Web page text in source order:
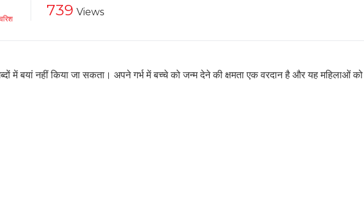
739 Views
में बयां नहीं किया जा सकता। अपने गर्भ में बच्चे को जन्म देने की क्षमता एक वरदान है और यह महिलाओं